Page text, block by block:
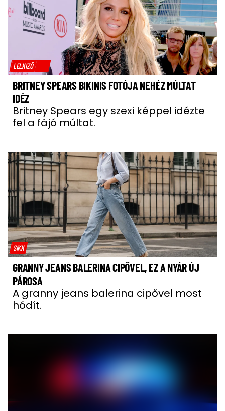
LELKIZŐ
BRITNEY SPEARS BIKINIS FOTÓJA NEHÉZ MÚLTAT
IDÉZ
Britney Spears egy szexi képpel idézte
fel a fájó múltat.
SIKK
GRANNY JEANS BALERINA CIPŐVEL, EZ A NYÁR ÚJ
PÁROSA
A granny jeans balerina cipővel most
hódít.